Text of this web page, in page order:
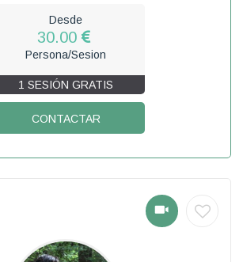
Desde
30.00
Persona/Sesion
1 SESIÓN GRATIS
CONTACTAR